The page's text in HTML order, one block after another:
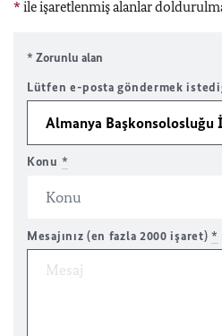
* ile işaretlenmiş alanlar
* Zorunlu alan
Lütfen e-posta göndermek
Konu *
Mesajınız (en fazla 2000 işaret)*